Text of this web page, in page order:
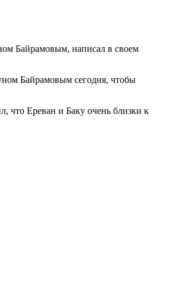
Байрамовым, написал в своем
Байрамовым сегодня, чтобы
что Ереван и Баку очень близки к